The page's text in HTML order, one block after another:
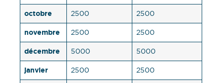
octobre 2500 2500
novembre 2500 2500
décembre 5000 5000
janvier 2500 2500